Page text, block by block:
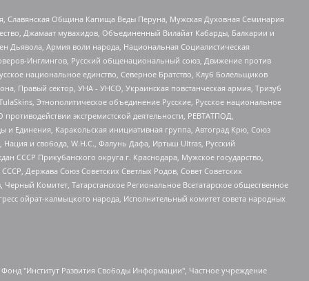
Славянская Община Капища Веды Перуна, Мужская Духовная Семинария
Джамаат мувахидов, Объединенный Вилайат Кабарды, Балкарии и
Дьявола, Армия воли народа, Национальная Социалистическая
Инглингов, Русский общенациональный союз, Движение против
национальное единство, Северное Братство, Клуб Болельщиков
Правый сектор, УНА - УНСО, Украинская повстанческая армия, Тризуб
Этнополитическое объединение Русские, Русское национальное
экстремистской деятельности, РЕВТАТПОД,
Единения, Каракольская инициативная группа, Автоград Крю, Союз
Нация и свобода, W.H.С., Фалунь Дафа, Иртыш Ultras, Русский
Прикубанского округа г. Краснодара, Мужское государство,
Держава Союз Советских Светлых Родов, Совет Советских
Комитет, Татарстанское Региональное Всетатарское общественное
ойрат-калмыцкого народа, Исполнительный комитет совета народных
группа ЛГБТ+ "Реверс", Алексеев Андрей Викторович, Бекбулатова Таисия Львовна, Беляев Иван Михайлович, Владыкина Елена Сергеевна, Гельман Марат Александрович, Никульшина Вероника Юрьевна, Толоконникова Надежда Андреевна, Шендерович Виктор Анатольевич, Общество с ограниченной ответственностью "Данное сообщение", Общество с ограниченной ответственностью Издательский дом "Новая глава", Айнбиндер Александра Александровна, Московский комьюнити-центр для ЛГБТ+инициатив, Благотворительный фонд развития филантропии, Deutsche Welle (Германия, Kurt-Schumacher-Strasse 3, 53113 Bonn), Борзунова Мария Михайловна, Воробьев Виктор Викторович, Голубева Анна Львовна, Константинова Алла Михайловна, Малкова Ирина Владимировна, Мурадов Мурад Абдулгалимович, Осетинская Елизавета Николаевна, Понасенков Евгений Николаевич, Ганапольский Матвей Юрьевич, Киселев Евгений Алексеевич, Борухович Ирина Григорьевна, Дремин Иван Тимофеевич, Дубровский Дмитрий Викторович, Красноярская региональная общественная организация поддержки и развития альтернативных образовательных технологий и межкультурных коммуникаций "ИНТЕРРА", Маяковская Екатерина Алексеевна, Фейгин Марк Захарович, Филимонов Андрей Викторович, Дзугкоева Регина Николаевна, Доброхотов Роман Александрович, Дудь Юрий Александрович, Елкин Сергей Владимирович, Кругликов Кирилл Игоревич, Сабунаева Мария Леонидовна, Семенов Алексей Владимирович, Шаинян Карен Багратович, Шульман Екатерина Михайловна, Асафьев Артур Валерьевич, Вахштайн Виктор Семенович, Венедиктов Алексей Алексеевич, Лушникова Екатерина Евгеньевна, Волков Леонид Михайлович, Невзоров Александр Глебович, Пархоменко Сергей Борисович, Сироткин Ярослав Николаевич, Кара-Мурза Владимир Владимирович, Баранова Наталья Владимировна, Гозман Леонид Яковлевич, Кагарлицкий Борис Юльевич, Климарев Михаил Валерьевич, Милов Владимир Станиславович, Автономная некоммерческая организация Краснодарский центр современного искусства "Типография", Моргенштерн Алишер Тагирович, Соболь Любовь Эдуардовна, Общество с ограниченной ответственностью "ЛИЗА НОРМ", Каспаров Гарри Кимович, Ходорковский Михаил Борисович, Общество с ограниченной ответственностью "Апрельские тезисы", Данилович Ирина Брониславовна, Кашин Олег Владимирович, Петров Николай Владимирович, Пивоваров Алексей Владимирович, Соколов Михаил Владимирович, Цветкова Юлия Владимировна, Чичваркин Евгений Александрович, Комитет против пыток/Команда против пыток, Общество с ограниченной ответственностью "Первый научный", Общество с ограниченной ответственностью "Вертолет и ко", Белоцерковская Вероника Борисовна, Кац Максим Евгеньевич, Лазарева Татьяна Юрьевна, Шаведдинов Руслан Табризович, Яшин Илья Валерьевич, Общество с ограниченной ответственностью "Иноагент ААВ", Алешковский Дмитрий Петрович, Альбац Евгения Марковна, Быков Дмитрий Львович, Галямина Юлия Евгеньевна, Лойко Сергей Леонидович, Мартынов Кирилл Константинович, Медведев Сергей Александрович, Крашенинников Федор Геннадиевич, Гордеева Катерина Вл